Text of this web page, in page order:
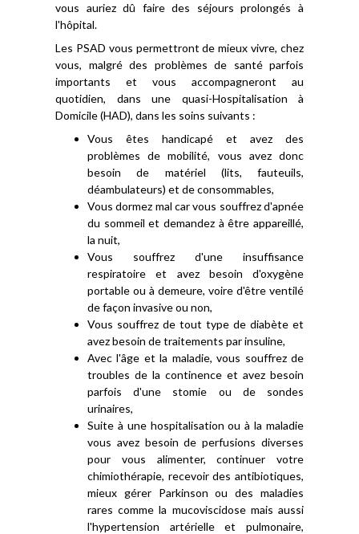
vous auriez dû faire des séjours prolongés à
l'hôpital.
Les PSAD vous permettront de mieux vivre, chez
vous, malgré des problèmes de santé parfois
importants et vous accompagneront au
quotidien, dans une quasi-Hospitalisation à
Domicile (HAD), dans les soins suivants :
Vous êtes handicapé et avez des
problèmes de mobilité, vous avez donc
besoin de matériel (lits, fauteuils,
déambulateurs) et de consommables,
Vous dormez mal car vous souffrez d'apnée
du sommeil et demandez à être appareillé,
la nuit,
Vous souffrez d'une insuffisance
respiratoire et avez besoin d'oxygène
portable ou à demeure, voire d'être ventilé
de façon invasive ou non,
Vous souffrez de tout type de diabète et
avez besoin de traitements par insuline,
Avec l'âge et la maladie, vous souffrez de
troubles de la continence et avez besoin
parfois d'une stomie ou de sondes
urinaires,
Suite à une hospitalisation ou à la maladie
vous avez besoin de perfusions diverses
pour vous alimenter, continuer votre
chimiothérapie, recevoir des antibiotiques,
mieux gérer Parkinson ou des maladies
rares comme la mucoviscidose mais aussi
l'hypertension artérielle et pulmonaire,